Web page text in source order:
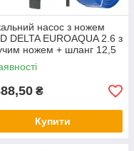
насос з ножем
DELTA EUROAQUA 2.6 з
ножем + шланг 12,5
₴
Купити